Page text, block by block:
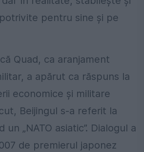
pentru sine și pe
Quad, ca aranjament
a apărut ca răspuns la
economice și militare
Beijingul s-a referit la
un „NATO asiatic”. Dialogul a
de premierul japonez